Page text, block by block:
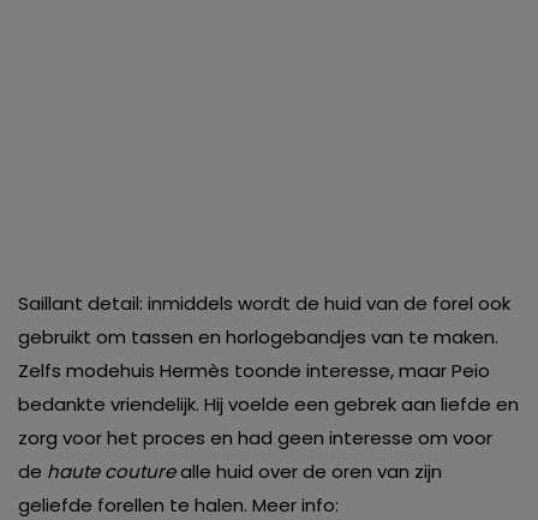
Saillant detail: inmiddels wordt de huid van de forel ook
gebruikt om tassen en horlogebandjes van te maken.
Zelfs modehuis Hermès toonde interesse, maar Peio
bedankte vriendelijk. Hij voelde een gebrek aan liefde en
zorg voor het proces en had geen interesse om voor
de haute couturealle huid over de oren van zijn
geliefde forellen te halen. Meer info: